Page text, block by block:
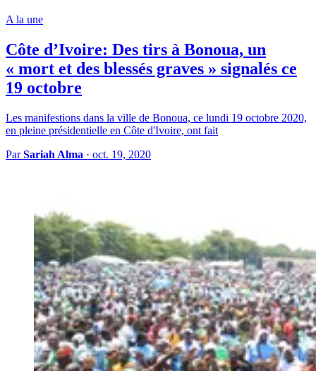
A la une
Côte d’Ivoire: Des tirs à Bonoua, un
« mort et des blessés graves » signalés ce
19 octobre
Les manifestions dans la ville de Bonoua, ce lundi 19 octobre 2020,
en pleine présidentielle en Côte d'Ivoire, ont fait
ParSariah Alma · oct. 19, 2020